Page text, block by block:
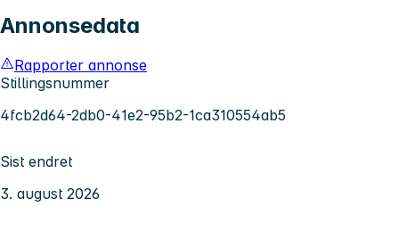
Annonsedata
Rapporter annonse
Stillingsnummer
4fcb2d64-2db0-41e2-95b2-1ca310554ab5
Sist endret
3. august 2026